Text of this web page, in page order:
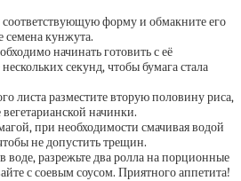
форму и обмакните его
семена кунжута.
начинать готовить с её
секунд, чтобы бумага стала
листа разместите вторую половину риса,
начинки.
при необходимости смачивая водой
не допустить трещин.
разрежьте два ролла на порционные
с соевым соусом. Приятного аппетита!